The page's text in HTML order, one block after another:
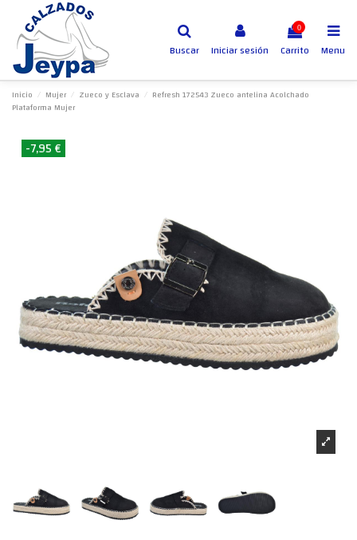
Buscar Iniciar sesión
0
Carrito Menu
Inicio Mujer Zueco y Esclava
Refresh 172543 Zueco antelina Acolchado
Plataforma Mujer
-7,95 €